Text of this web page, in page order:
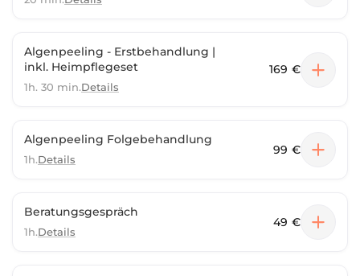
Algenpeeling - Erstbehandlung |
inkl. Heimpflegeset
1h. 30 min.Details
169 €
Algenpeeling Folgebehandlung
1h.Details
99 €
Beratungsgespräch
1h.Details
49 €